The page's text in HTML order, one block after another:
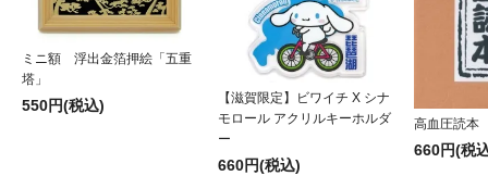
ミニ額 浮出金箔押絵「五重
塔」
550円(税込)
【滋賀限定】ビワイチ X シナ
モロール アクリルキーホルダ
ー
660円(税込)
高血圧読本
660円(税